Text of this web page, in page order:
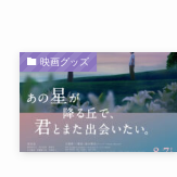
映画グッズ